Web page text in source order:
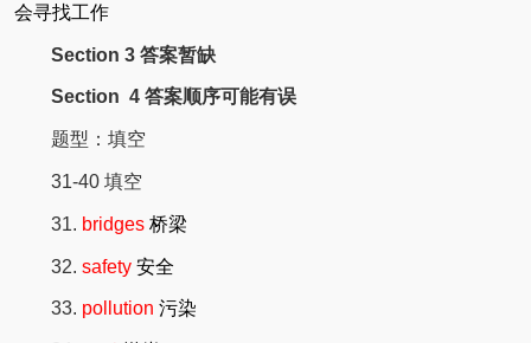
会寻找工作
Section 3 答案暂缺
Section 4 答案顺序可能有误
题型：填空
31-40 填空
31. bridges 桥梁
32. safety 安全
33. pollution 污染